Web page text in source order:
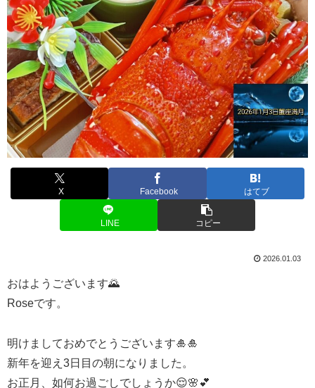
X Facebook はてブ
LINE コピー
2026.01.03
おはようございます🌄
Roseです。
明けましておめでとうございます🎍🎍
新年を迎え3日目の朝になりました。
お正月、如何お過ごしでしょうか😌🌸💕